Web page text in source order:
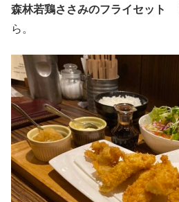
森林若鶏ささみのフライセット
ら。